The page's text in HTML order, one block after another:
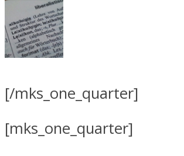
[/mks_one_quarter]
[mks_one_quarter]